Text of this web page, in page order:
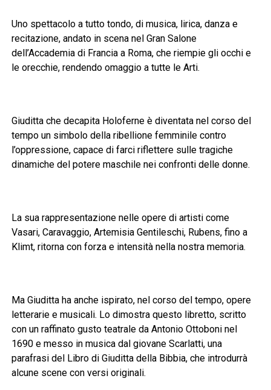
Uno spettacolo a tutto tondo, di musica, lirica, danza e
recitazione, andato in scena nel Gran Salone
dell’Accademia di Francia a Roma, che riempie gli occhi e
le orecchie, rendendo omaggio a tutte le Arti.
Giuditta che decapita Holoferne è diventata nel corso del
tempo un simbolo della ribellione femminile contro
l’oppressione, capace di farci riflettere sulle tragiche
dinamiche del potere maschile nei confronti delle donne.
La sua rappresentazione nelle opere di artisti come
Vasari, Caravaggio, Artemisia Gentileschi, Rubens, fino a
Klimt, ritorna con forza e intensità nella nostra memoria.
Ma Giuditta ha anche ispirato, nel corso del tempo, opere
letterarie e musicali. Lo dimostra questo libretto, scritto
con un raffinato gusto teatrale da Antonio Ottoboni nel
1690 e messo in musica dal giovane Scarlatti, una
parafrasi del Libro di Giuditta della Bibbia, che introdurrà
alcune scene con versi originali.